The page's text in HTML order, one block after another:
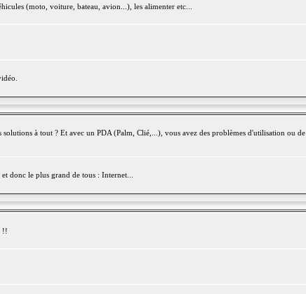
(moto, voiture, bateau, avion...), les alimenter etc...
à tout ? Et avec un PDA (Palm, Clié,...), vous avez des problèmes d'utilisation ou de
donc le plus grand de tous : Internet...
!!